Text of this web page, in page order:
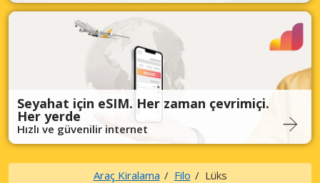
Seyahat için eSIM. Her zaman çevrimiçi.
Her yerde
Hızlı ve güvenilir internet
Araç Kiralama Filo Lüks